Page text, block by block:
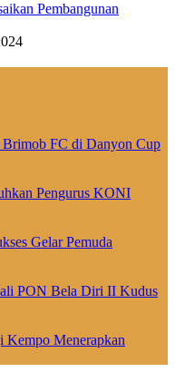
Pembangunan
FC di Danyon Cup
Pengurus KONI
Gelar Pemuda
PON Bela Diri II Kudus
Kempo Menerapkan